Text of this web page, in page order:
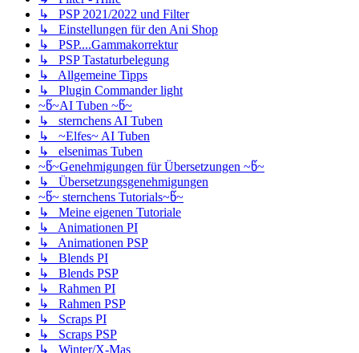
↳ PSP 2021/2022 und Filter
↳ Einstellungen für den Ani Shop
↳ PSP....Gammakorrektur
↳ PSP Tastaturbelegung
↳ Allgemeine Tipps
↳ Plugin Commander light
~წ~AI Tuben ~წ~
↳ sternchens AI Tuben
↳ ~Elfes~ AI Tuben
↳ elsenimas Tuben
~წ~Genehmigungen für Übersetzungen ~წ~
↳ Übersetzungsgenehmigungen
~წ~ sternchens Tutorials~წ~
↳ Meine eigenen Tutoriale
↳ Animationen PI
↳ Animationen PSP
↳ Blends PI
↳ Blends PSP
↳ Rahmen PI
↳ Rahmen PSP
↳ Scraps PI
↳ Scraps PSP
↳ Winter/X-Mas